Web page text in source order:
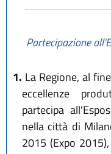
Partecipazione
1. La Regione, al
eccellenze
partecipa
nella città di
2015 (Expo